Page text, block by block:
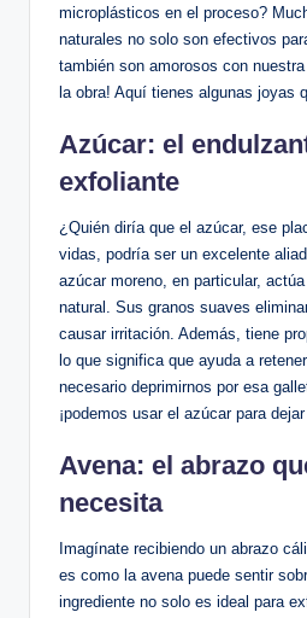
microplásticos en el proceso?
naturales no solo son efectivos
también son amorosos con
la obra! Aquí tienes algunas joyas
Azúcar: el
exfoliante
¿Quién diría que el azúcar, ese
vidas, podría ser un excelente
azúcar moreno, en particular,
natural. Sus granos suaves
causar irritación. Además, tiene
lo que significa que ayuda a
necesario deprimirnos por esa
¡podemos usar el azúcar para
Avena: el abrazo
necesita
Imagínate recibiendo un abrazo
es como la avena puede sentir
ingrediente no solo es ideal para